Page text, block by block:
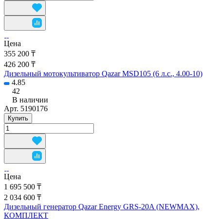
Цена
355 200 ₸
426 200 ₸
Дизельный мотокультиватор Qazar MSD105 (6 л.с., 4.00-10)
4.85
42
В наличии
Арт. 5190176
Купить
Цена
1 695 500 ₸
2 034 600 ₸
Дизельный генератор Qazar Energy GRS-20A (NEWMAX),
КОМПЛЕКТ